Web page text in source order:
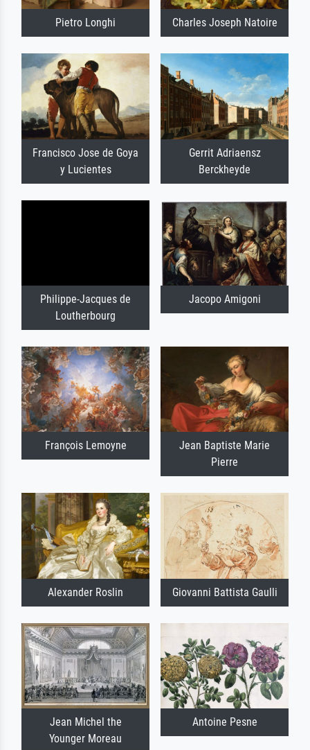
Pietro Longhi Charles Joseph Natoire
Francisco Jose de Goya
y Lucientes
Gerrit Adriaensz
Berckheyde
Philippe-Jacques de
Loutherbourg
Jacopo Amigoni
François Lemoyne
Jean Baptiste Marie
Pierre
Alexander Roslin Giovanni Battista Gaulli
Jean Michel the
Younger Moreau
Antoine Pesne